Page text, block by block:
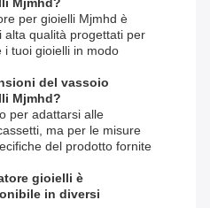
Mjmhd?
per gioielli Mjmhd è
alta qualità progettati per
i tuoi gioielli in modo
del vassoio
Mjmhd?
per adattarsi alle
ma per le misure
del prodotto fornite
gioielli è
in diversi